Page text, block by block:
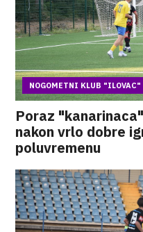
NOGOMETNI KLUB "ILOVAC"
Poraz
nakon vrlo dobre
poluvremenu